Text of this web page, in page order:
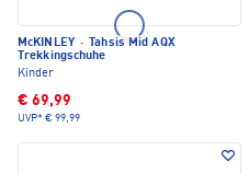
McKINLEY ·
Tahsis Mid AQX
Trekkingschuhe
Kinder
€ 69,99
UVP* € 99,99